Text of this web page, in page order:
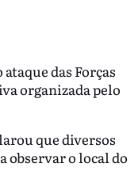
das Forças
organizada pelo
que diversos
observar o local do